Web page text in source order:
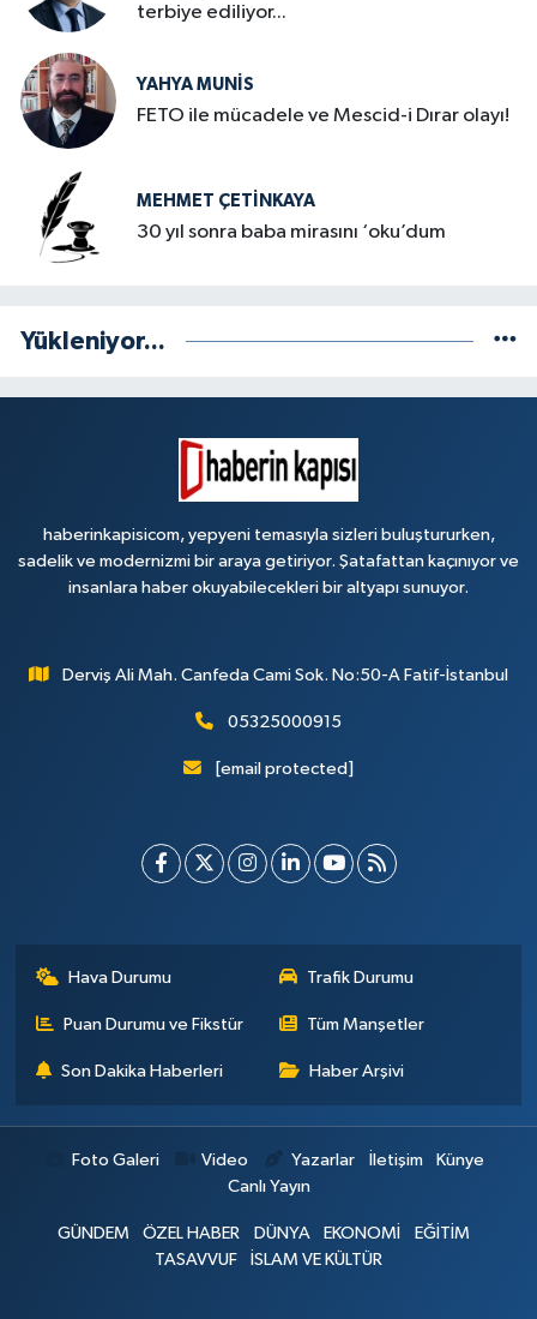
terbiye ediliyor...
YAHYA MUNIS
FETO ile mücadele ve Mescid-i Dırar olayı!
MEHMET ÇETINKAYA
30 yıl sonra baba mirasını ‘oku’dum
Yükleniyor...
haberinkapisicom, yepyeni temasıyla sizleri buluştururken,
sadelik ve modernizmi bir araya getiriyor. Şatafattan kaçınıyor ve
insanlara haber okuyabilecekleri bir altyapı sunuyor.
Derviş Ali Mah. Canfeda Cami Sok. No:50-A Fatif-İstanbul
05325000915
[email protected]
Hava Durumu Trafik Durumu
Puan Durumu ve Fikstür Tüm Manşetler
Son Dakika Haberleri Haber Arşivi
Foto Galeri Video Yazarlar İletişim
Künye
Canlı Yayın
GÜNDEM ÖZEL HABER DÜNYA EKONOMİ
EĞİTİM
TASAVVUF
İSLAM VE KÜLTÜR